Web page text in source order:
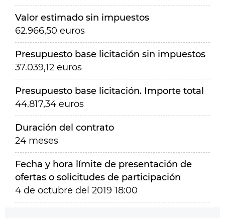
Valor estimado sin impuestos
62.966,50 euros
Presupuesto base licitación sin impuestos
37.039,12 euros
Presupuesto base licitación. Importe total
44.817,34 euros
Duración del contrato
24 meses
Fecha y hora límite de presentación de
ofertas o solicitudes de participación
4 de octubre del 2019 18:00